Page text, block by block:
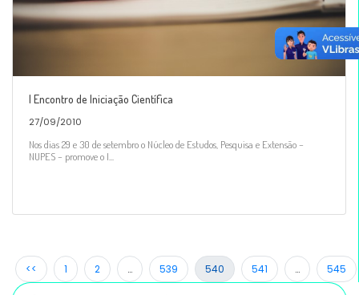
I Encontro de Iniciação Científica
27/09/2010
Nos dias 29 e 30 de setembro o Núcleo de Estudos, Pesquisa e Extensão –
NUPES – promove o I...
<< 1 2 … 539 540 541 … 545